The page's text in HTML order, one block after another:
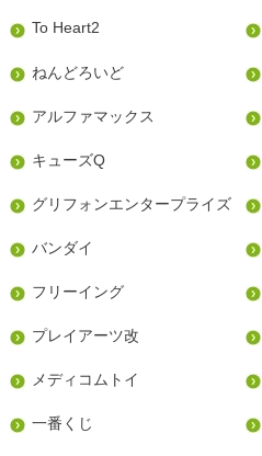
To Heart2
ねんどろいど
アルファマックス
キューズQ
グリフォンエンタープライズ
バンダイ
フリーイング
プレイアーツ改
メディコムトイ
一番くじ